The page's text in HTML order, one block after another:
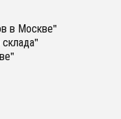
в Москве"